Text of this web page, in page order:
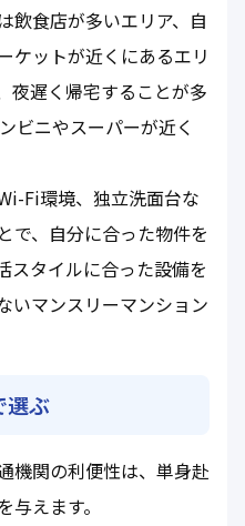
飲食店が多いエリア、自
ケットが近くにあるエリ
夜遅く帰宅することが多
ビニやスーパーが近く
。
Fi環境、独立洗面台な
で、自分に合った物件を
スタイルに合った設備を
いマンスリーマンション
選ぶ
機関の利便性は、単身赴
を与えます。